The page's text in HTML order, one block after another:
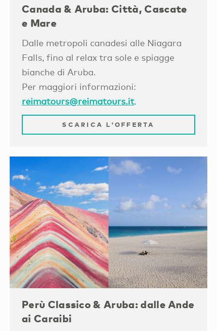
Canada & Aruba: Città, Cascate
e Mare
Dalle metropoli canadesi alle Niagara
Falls, fino al relax tra sole e spiagge
bianche di Aruba.
Per maggiori informazioni:
reimatours@reimatours.it.
SCARICA L'OFFERTA
Perù Classico & Aruba: dalle Ande
ai Caraibi